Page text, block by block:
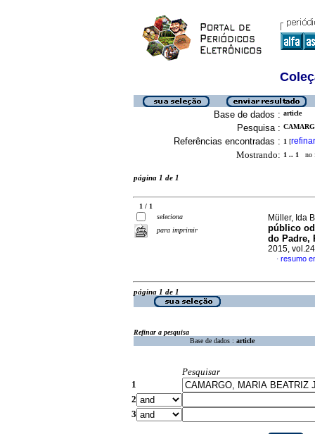
Base de dados : article
Pesquisa :
Referências encontradas : 1 [refinar
Mostrando: 1 .. 1 no
página 1 de 1
1 / 1
seleciona
para imprimir
Müller, Ida
público
do Padre,
2015,
· resumo
página 1 de 1
Refinar a pesquisa
Base de dados : article
Pesquisar
1
2
3